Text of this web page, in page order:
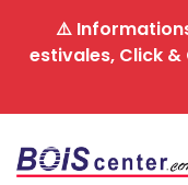
⚠️
estivales, Click